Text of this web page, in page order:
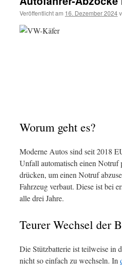
Veröffentlicht am 16. Dezember 2024
Worum geht es?
Moderne Autos sind seit 2018
Unfall automatisch einen Notruf
drücken, um einen Notruf
Fahrzeug verbaut. Diese ist bei
alle drei Jahre.
Teurer Wechsel der
Die Stützbatterie ist teilweise in
nicht so einfach zu wechseln. In